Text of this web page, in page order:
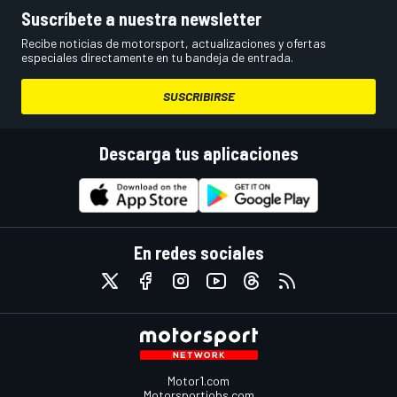
Suscríbete a nuestra newsletter
Recibe noticias de motorsport, actualizaciones y ofertas
especiales directamente en tu bandeja de entrada.
SUSCRIBIRSE
Descarga tus aplicaciones
En redes sociales
Motor1.com